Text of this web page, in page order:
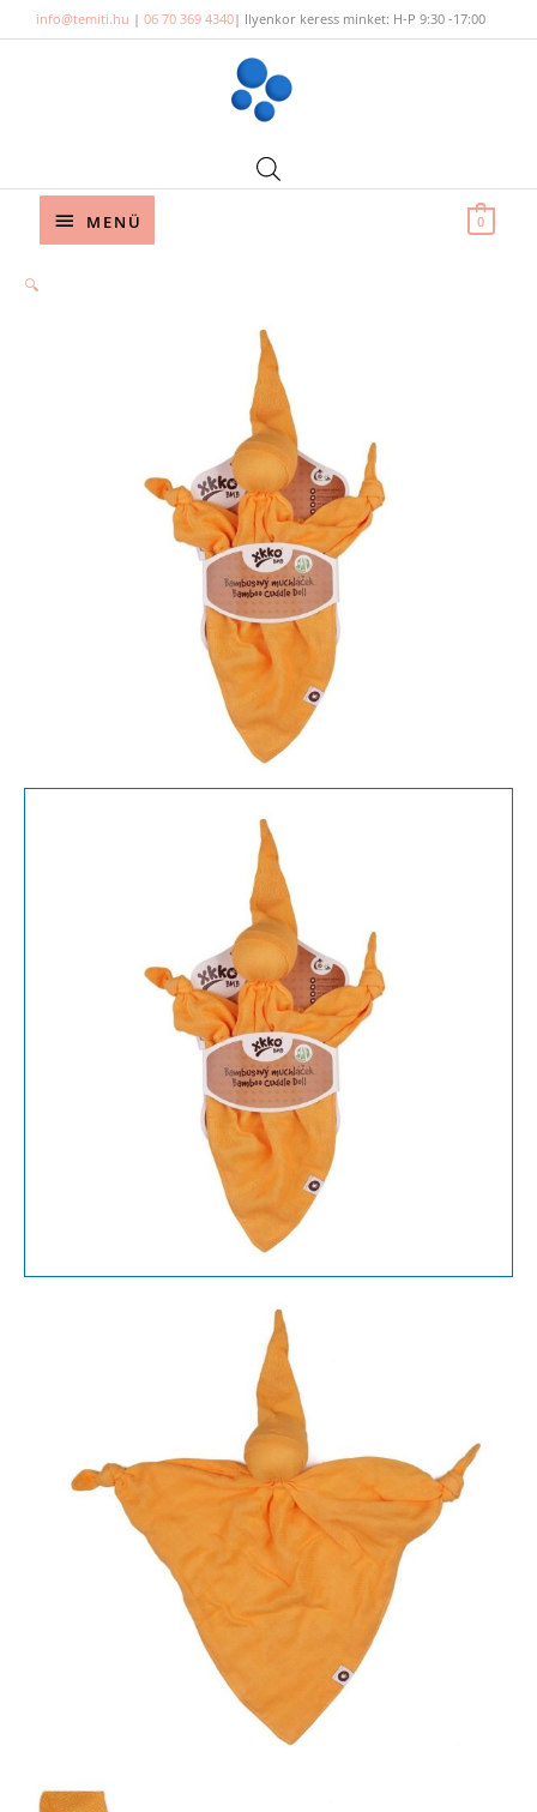
to
info@temiti.hu | 06 70 369 4340| Ilyenkor keress minket: H-P 9:30 -17:00
Below
MENÜ 0
🔍